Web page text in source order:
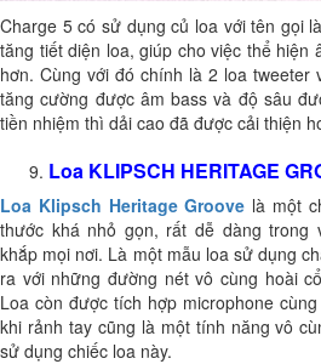
Charge 5 có sử dụng củ loa với tên gọi
tăng tiết diện loa, giúp cho việc thể hiện
hơn. Cùng với đó chính là 2 loa tweeter
tăng cường được âm bass và độ sâu
tiền nhiệm thì dải cao đã được cải thiện
Loa KLIPSCH HERITAGE
Loa Klipsch Heritage Groove là một
thước khá nhỏ gọn, rất dễ dàng trong
khắp mọi nơi. Là một mẫu loa sử dụng
ra với những đường nét vô cùng hoài
Loa còn được tích hợp microphone
khi rảnh tay cũng là một tính năng vô
sử dụng chiếc loa này.